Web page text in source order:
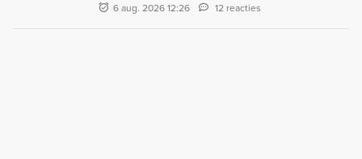
6 aug. 2026 12:26 12 reacties